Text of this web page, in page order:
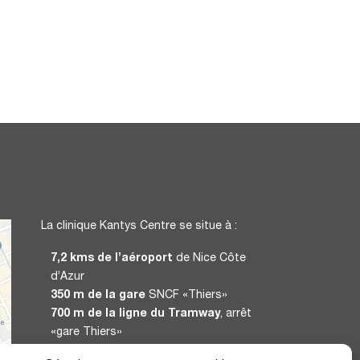
La clinique Kantys Centre se situe à :
7,2 kms de l’aéroport de Nice Côte
d’Azur
350 m de la gareSNCF «Thiers»
700 m de la ligne du Tramway, arrêt
«gare Thiers»